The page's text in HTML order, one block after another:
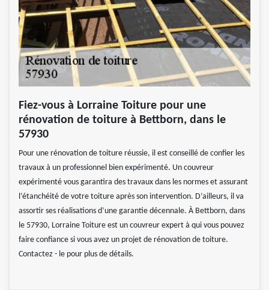
Fiez-vous à Lorraine Toiture pour une
rénovation de toiture à Bettborn, dans le
57930
Pour une rénovation de toiture réussie, il est conseillé de confier les
travaux à un professionnel bien expérimenté. Un couvreur
expérimenté vous garantira des travaux dans les normes et assurant
l’étanchéité de votre toiture après son intervention. D’ailleurs, il va
assortir ses réalisations d’une garantie décennale. À Bettborn, dans
le 57930, Lorraine Toiture est un couvreur expert à qui vous pouvez
faire confiance si vous avez un projet de rénovation de toiture.
Contactez - le pour plus de détails.